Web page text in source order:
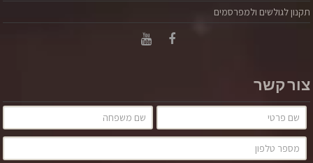
תקנון לגולשים ולמפרסמים
צור קשר